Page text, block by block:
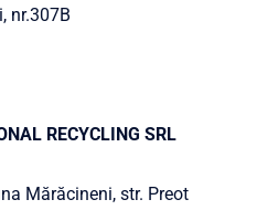
nr.307B
RECYCLING SRL
Mărăcineni, str. Preot